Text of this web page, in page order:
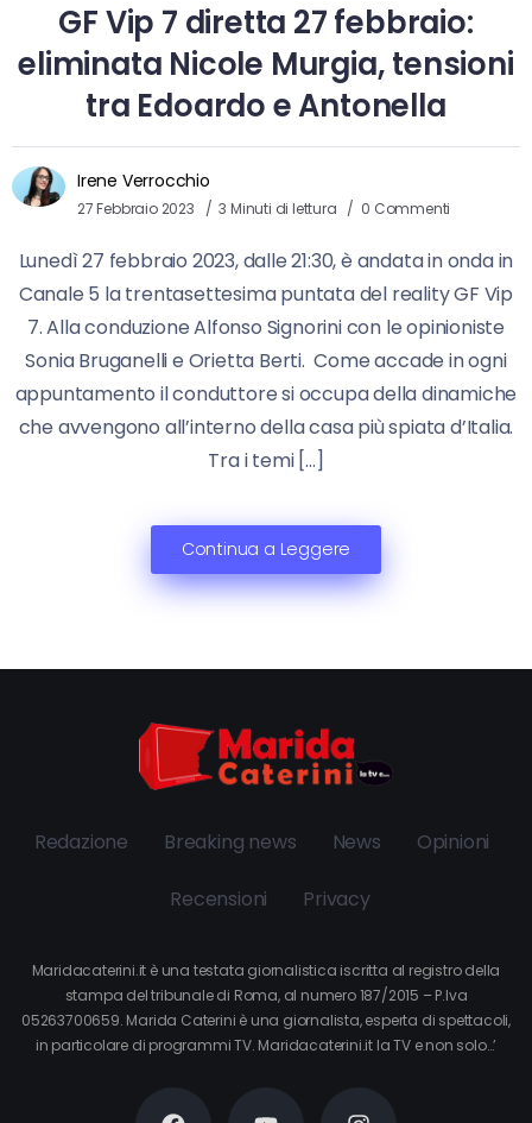
GF Vip 7 diretta 27 febbraio:
eliminata Nicole Murgia, tensioni
tra Edoardo e Antonella
Irene Verrocchio
27 Febbraio 2023 3 Minuti di lettura 0 Commenti
Lunedì 27 febbraio 2023, dalle 21:30, è andata in onda in
Canale 5 la trentasettesima puntata del reality GF Vip
7. Alla conduzione Alfonso Signorini con le opinioniste
Sonia Bruganelli e Orietta Berti. Come accade in ogni
appuntamento il conduttore si occupa della dinamiche
che avvengono all’interno della casa più spiata d’Italia.
Tra i temi […]
Continua a Leggere
Redazione Breaking news News Opinioni
Recensioni Privacy
Maridacaterini.it è una testata giornalistica iscritta al registro della
stampa del tribunale di Roma, al numero 187/2015 – P.Iva
05263700659. Marida Caterini è una giornalista, esperta di spettacoli,
in particolare di programmi TV. Maridacaterini.it la TV e non solo…’